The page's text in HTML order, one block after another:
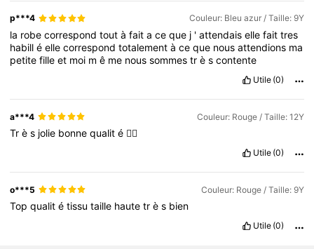
p***4 Couleur: Bleu azur / Taille: 9Y
la robecorrespondtoutàfaitaceque j 'attendaisellefaittres
habilléellecorrespondtotalementàceque nousattendions ma
petitefilleet moi mê me noussommestrèscontente
Utile (0)
a***4 Couleur: Rouge / Taille: 12Y
Très jolie bonnequalité 👍🏼
Utile (0)
o***5 Couleur: Rouge / Taille: 9Y
Topqualitétissutaille hautetrès bien
Utile (0)